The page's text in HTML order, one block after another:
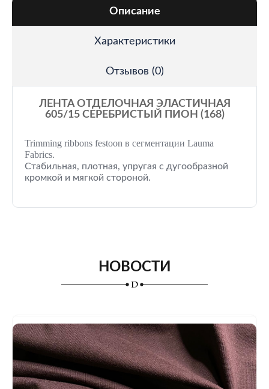
Описание
Характеристики
Отзывов (0)
ЛЕНТА ОТДЕЛОЧНАЯ ЭЛАСТИЧНАЯ
605/15 СЕРЕБРИСТЫЙ ПИОН (168)
Trimming ribbons festoon в сегментации Lauma
Fabrics.
Стабильная, плотная, упругая с дугообразной
кромкой и мягкой стороной.
НОВОСТИ